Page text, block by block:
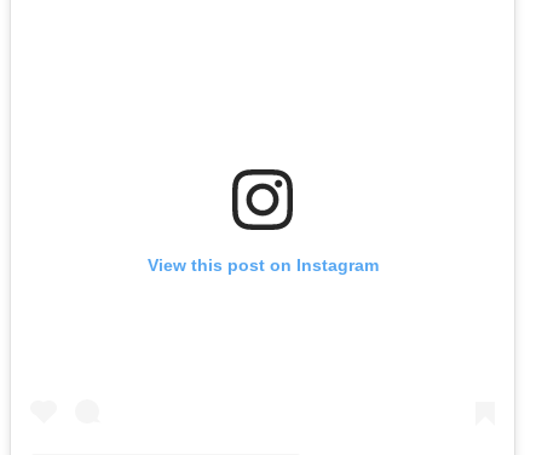
View this post on Instagram